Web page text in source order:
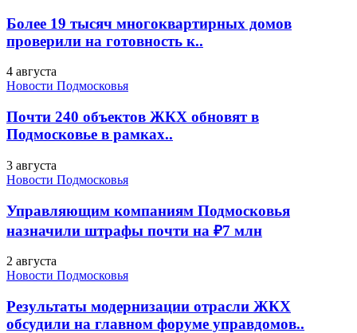
Более 19 тысяч многоквартирных домов
проверили на готовность к..
4 августа
Новости Подмосковья
Почти 240 объектов ЖКХ обновят в
Подмосковье в рамках..
3 августа
Новости Подмосковья
Управляющим компаниям Подмосковья
назначили штрафы почти на ₽7 млн
2 августа
Новости Подмосковья
Результаты модернизации отрасли ЖКХ
обсудили на главном форуме управдомов..